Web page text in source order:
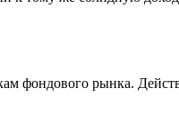
фондового рынка.